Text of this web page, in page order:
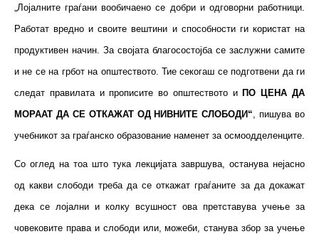
„Лојалните граѓани вообичаено се добри и одговорни работници.
Работат вредно и своите вештини и способности ги користат на
продуктивен начин. За својата благосостојба се заслужни самите
и не се на грбот на општеството. Тие секогаш се подготвени да ги
следат правилата и прописите во општеството и ПО ЦЕНА ДА
МОРААТ ДА СЕ ОТКАЖАТ ОД НИВНИТЕ СЛОБОДИ“ , пишува во
учебникот за граѓанско образование наменет за осмоодделенците.
Со оглед на тоа што тука лекцијата завршува, останува нејасно
од какви слободи треба да се откажат граѓаните за да докажат
дека се лојални и колку всушност ова претставува учење за
човековите права и слободи или, можеби, станува збор за учење